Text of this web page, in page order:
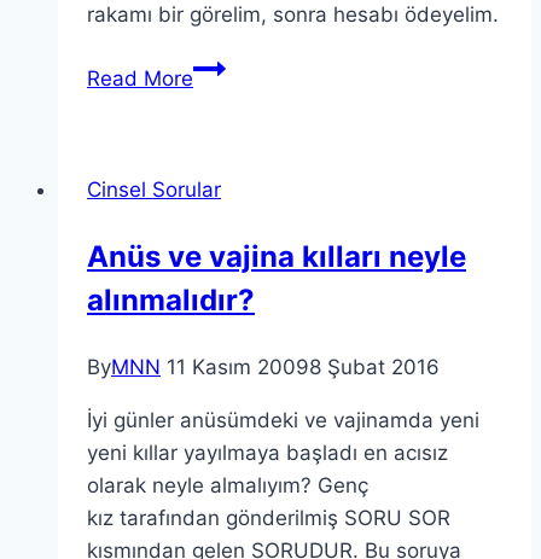
rakamı bir görelim, sonra hesabı ödeyelim.
Read More
Cinsel Sorular
Anüs ve vajina kılları neyle
alınmalıdır?
ByMNN 11 Kasım 20098 Şubat 2016
İyi günler anüsümdeki ve vajinamda yeni
yeni kıllar yayılmaya başladı en acısız
olarak neyle almalıyım? Genç
kız tarafından gönderilmiş SORU SOR
kısmından gelen SORUDUR. Bu soruya